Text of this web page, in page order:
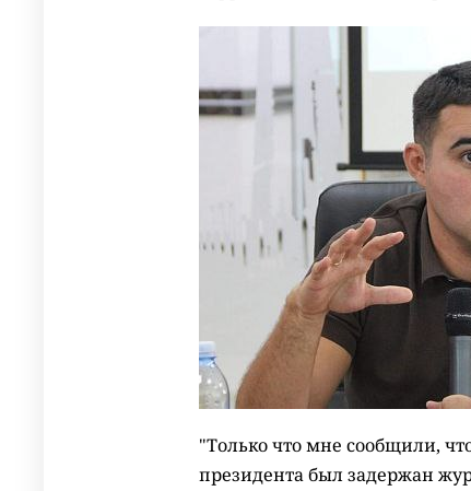
"Только что мне сообщили,
президента был задержан